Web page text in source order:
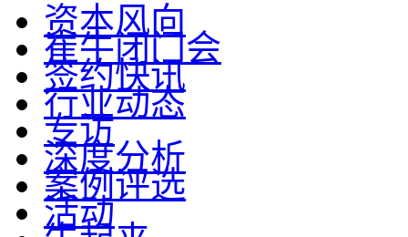
资本风向
崔牛闭门会
签约快讯
行业动态
专访
深度分析
案例评选
活动